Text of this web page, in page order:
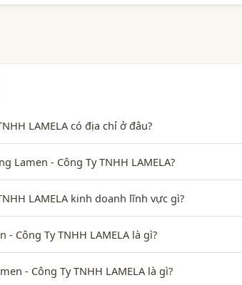
LAMELA có địa chỉ ở đâu?
Lamen - Công Ty TNHH LAMELA?
LAMELA kinh doanh lĩnh vực gì?
- Công Ty TNHH LAMELA là gì?
- Công Ty TNHH LAMELA là gì?